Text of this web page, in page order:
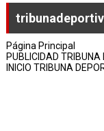
Página Principal
PUBLICIDAD TRIBUNA
INICIO TRIBUNA